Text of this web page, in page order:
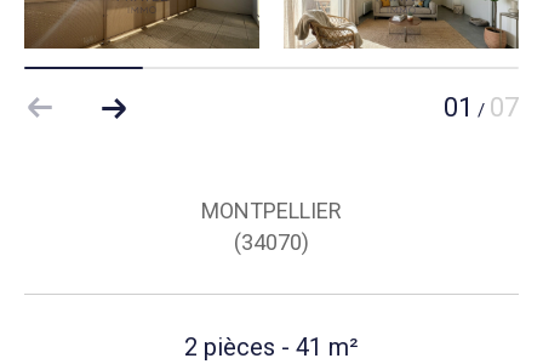
01 / 07
MONTPELLIER
(34070)
2 pièces - 41 m²